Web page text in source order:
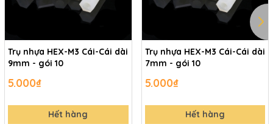
Trụ nhựa HEX-M3 Cái-Cái dài
9mm - gói 10
5.000₫
Hết hàng
Trụ nhựa HEX-M3 Cái-Cái dài
7mm - gói 10
5.000₫
Hết hàng